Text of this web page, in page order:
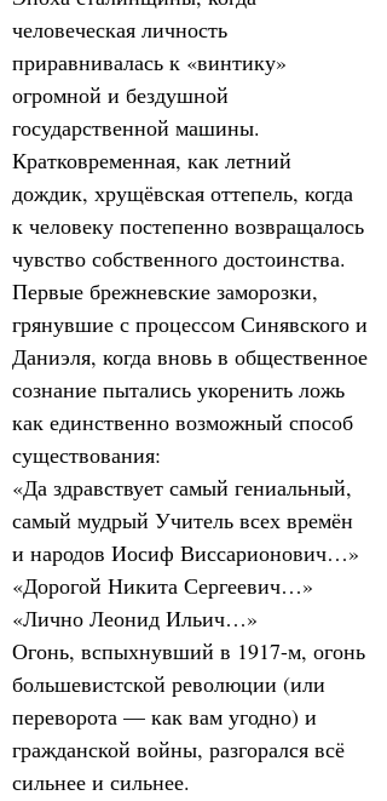
человеческая личность
приравнивалась к «винтику»
огромной и бездушной
государственной машины.
Кратковременная, как летний
дождик, хрущёвская оттепель, когда
к человеку постепенно возвращалось
чувство собственного достоинства.
Первые брежневские заморозки,
грянувшие с процессом Синявского и
Даниэля, когда вновь в общественное
сознание пытались укоренить ложь
как единственно возможный способ
существования:
«Да здравствует самый гениальный,
самый мудрый Учитель всех времён
и народов Иосиф Виссарионович…»
«Дорогой Никита Сергеевич…»
«Лично Леонид Ильич…»
Огонь, вспыхнувший в 1917-м, огонь
большевистской революции (или
переворота — как вам угодно) и
гражданской войны, разгорался всё
сильнее и сильнее.